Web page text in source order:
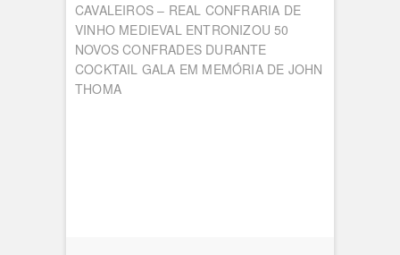
CAVALEIROS – REAL CONFRARIA DE
VINHO MEDIEVAL ENTRONIZOU 50
NOVOS CONFRADES DURANTE
COCKTAIL GALA EM MEMÓRIA DE JOHN
THOMA